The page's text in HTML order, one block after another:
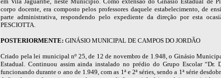
corpo docente, era composto pelos professores daquele estabelecimento, de
parte administrativa, respondendo pelo expediente da direção por esta
PESCIOTTA.
POSTERIORMENTE: GINÁSIO MUNICIPAL DE CAMPOS DO JORDÃO
Criado pela lei municipal nº 25, de 12 de novembro de 1.948, o Ginásio
Estadual. Continuou assim ainda instalado no prédio do Grupo Escolar “Dr.
funcionando durante o ano de 1.949, com as 1ª e 2ª séries, sendo a 1ª série